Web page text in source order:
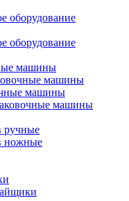
оборудование
оборудование
машины
машины
машины
машины
ручные
ножные